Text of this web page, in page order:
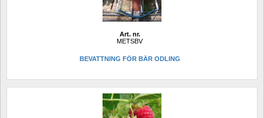
Art. nr.
METSBV
BEVATTNING FÖR BÄR ODLING